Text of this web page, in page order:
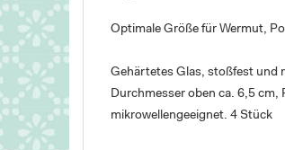
Optimale Größe für Wermut,
Gehärtetes Glas, stoßfest und
Durchmesser oben ca. 6,5
mikrowellengeeignet. 4 Stück